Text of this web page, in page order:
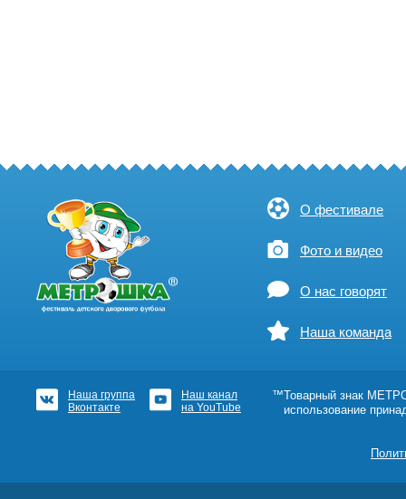
О фестивале
Фото и видео
О нас говорят
Наша команда
Наша группа
Вконтакте
Наш канал
на YouTube
™Товарный знак
использование